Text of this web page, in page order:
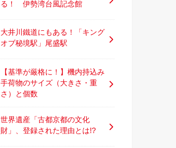
る！ 伊勢湾台風記念館
大井川鐵道にもある！「キング
オブ秘境駅」尾盛駅
【基準が厳格に！】機内持込み
手荷物のサイズ（大きさ・重
さ）と個数
世界遺産「古都京都の文化
財」、登録された理由とは!?